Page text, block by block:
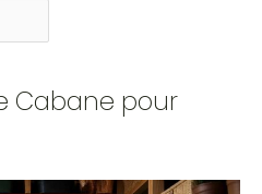
Cabane pour